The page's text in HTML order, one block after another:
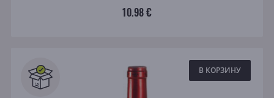
10.98 €
В КОРЗИНУ